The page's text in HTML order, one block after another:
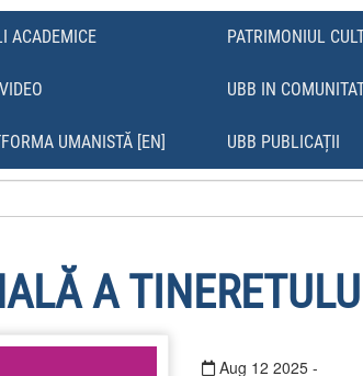
ACADEMICE PATRIMONIUL
UBB IN
UMANISTĂ [EN] UBB PUBLICAȚII
A
Aug 12 2025 -